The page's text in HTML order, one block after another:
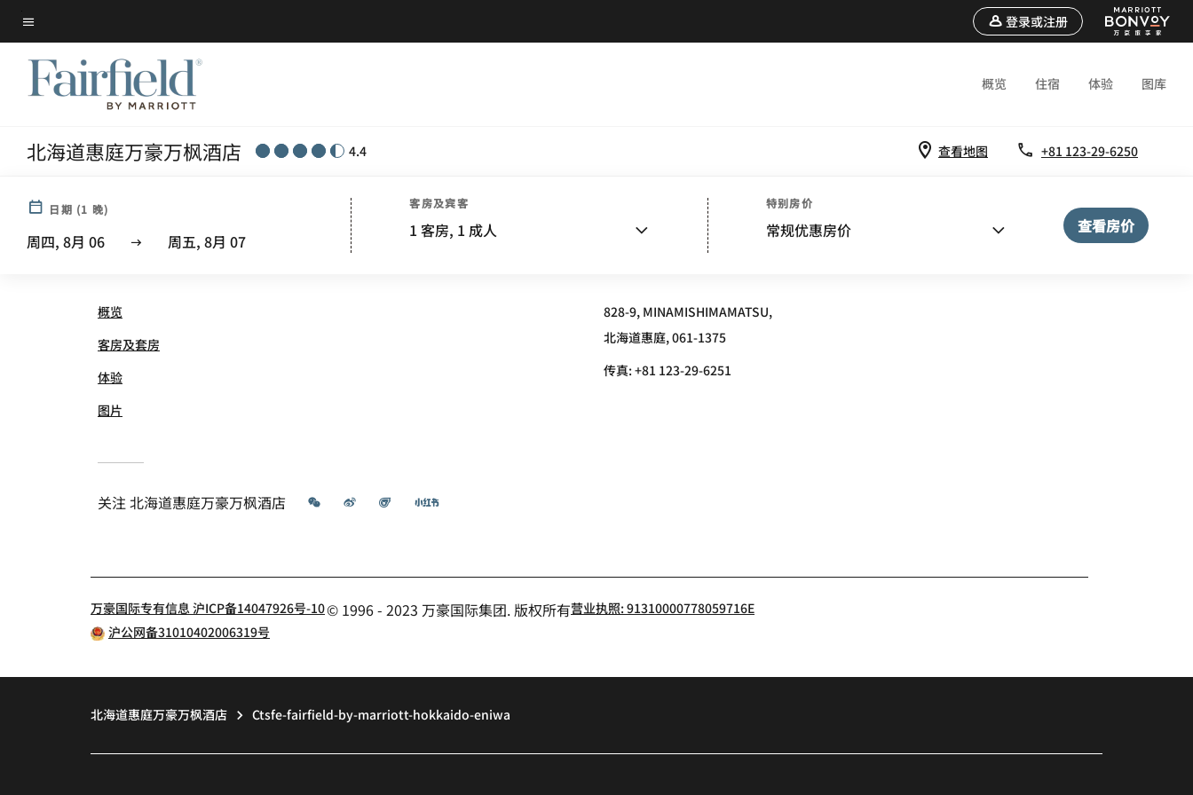
Skip
to
main
content
菜单文本
登录或注册
概览 住宿 体验 图库
北海道惠庭万豪万枫酒店 4.4 查看地图 +81 123-29-6250
日期 (1 晚)
周四, 8月 06 周五, 8月 07
客房及宾客
1 客房, 1 成人
特别房价
常规优惠房价 查看房价
FAIRFIELD BY MARRIOTT® HOKKAIDO ENIWA
概览
客房及套房
体验
图片
828-9, MINAMISHIMAMATSU,
北海道惠庭, 061-1375
传真:+81 123-29-6251
关注北海道惠庭万豪万枫酒店 微信 微博 飞猪 小红书
万豪国际专有信息 沪ICP备14047926号-10© 1996 - 2023 万豪国际集团. 版权所有营业执照: 91310000778059716E
沪公网备31010402006319号
北海道惠庭万豪万枫酒店 Ctsfe-fairfield-by-marriott-hokkaido-eniwa